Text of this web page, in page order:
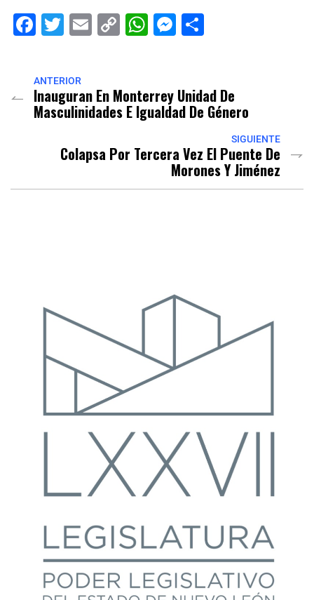
Facebook
Twitter
EmailCopyWhatsApp
Messenger
ANTERIOR
Inauguran En Monterrey Unidad De
Masculinidades E Igualdad De Género
SIGUIENTE
Colapsa Por Tercera Vez El Puente De
Morones Y Jiménez